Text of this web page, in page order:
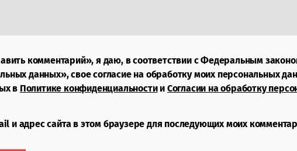
комментарий», я даю, в соответствии с Федеральным
данных», свое согласие на обработку моих персональных
в Политике конфиденциальностии Согласии на обработку
и адрес сайта в этом браузере для последующих моих